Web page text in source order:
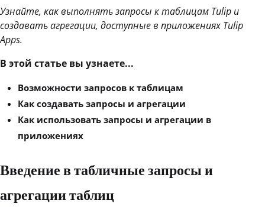
Узнайте, как выполнять запросы к таблицам Tulip и
создавать агрегации, доступные в приложениях Tulip
Apps.
В этой статье вы узнаете...
Возможности запросов к таблицам
Как создавать запросы и агрегации
Как использовать запросы и агрегации в
приложениях
Введение в табличные запросы и
агрегации таблиц